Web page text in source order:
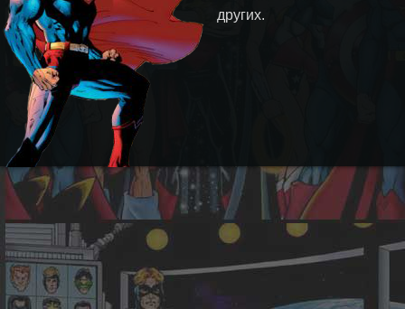
других.